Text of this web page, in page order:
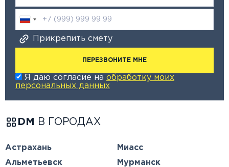
Прикрепить смету
ПЕРЕЗВОНИТЕ МНЕ
Я даю согласие на обработку моих
персональных данных
DM В ГОРОДАХ
Астрахань
Альметьевск
Миасс
Мурманск